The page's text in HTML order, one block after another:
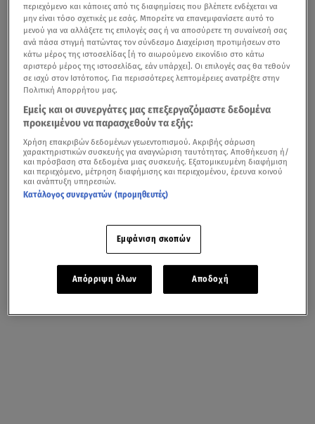
περιεχόμενο και κάποιες από τις διαφημίσεις που βλέπετε ενδέχεται να
μην είναι τόσο σχετικές με εσάς. Μπορείτε να επανεμφανίσετε αυτό το
μενού για να αλλάξετε τις επιλογές σας ή να αποσύρετε τη συναίνεσή σας
ανά πάσα στιγμή πατώντας τον σύνδεσμο Διαχείριση προτιμήσεων στο
κάτω μέρος της ιστοσελίδας [ή το αιωρούμενο εικονίδιο στο κάτω
αριστερό μέρος της ιστοσελίδας, εάν υπάρχει]. Οι επιλογές σας θα τεθούν
σε ισχύ στον Ιστότοπος. Για περισσότερες λεπτομέρειες ανατρέξτε στην
Πολιτική Απορρήτου μας.
Εμείς και οι συνεργάτες μας επεξεργαζόμαστε δεδομένα
προκειμένου να παρασχεθούν τα εξής:
Χρήση επακριβών δεδομένων γεωεντοπισμού. Ακριβής σάρωση
χαρακτηριστικών συσκευής για αναγνώριση ταυτότητας. Αποθήκευση ή/
και πρόσβαση στα δεδομένα μιας συσκευής. Εξατομικευμένη διαφήμιση
και περιεχόμενο, μέτρηση διαφήμισης και περιεχομένου, έρευνα κοινού
και ανάπτυξη υπηρεσιών.
Κατάλογος συνεργατών (προμηθευτές)
Εμφάνιση σκοπών
Απόρριψη όλων Αποδοχή